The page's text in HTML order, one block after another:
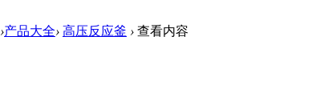
›产品大全› 高压反应釜 › 查看内容